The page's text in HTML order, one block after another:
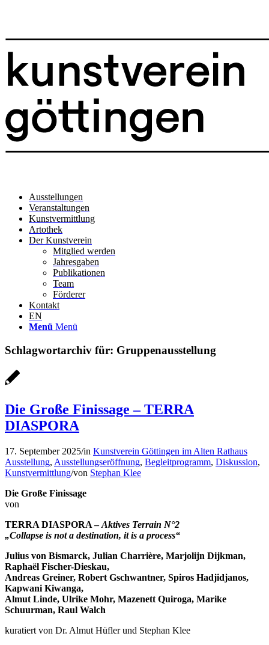
Ausstellungen
Veranstaltungen
Kunstvermittlung
Artothek
Der Kunstverein
Mitglied werden
Jahresgaben
Publikationen
Team
Förderer
Kontakt
EN
Menü Menü
Schlagwortarchiv für: Gruppenausstellung
Die Große Finissage – TERRA
DIASPORA
17. September 2025/in Kunstverein Göttingen im Alten Rathaus
Ausstellung, Ausstellungseröffnung, Begleitprogramm, Diskussion,
Kunstvermittlung/von Stephan Klee
Die Große Finissage
von
TERRA DIASPORA –Aktives Terrain N°2
„Collapse is not a destination, it is a process“
Julius von Bismarck, Julian Charrière, Marjolijn Dijkman,
Raphaël Fischer-Dieskau,
Andreas Greiner, Robert Gschwantner, Spiros Hadjidjanos,
Kapwani Kiwanga,
Almut Linde, Ulrike Mohr, Mazenett Quiroga, Marike
Schuurman, Raul Walch
kuratiert von Dr. Almut Hüfler und Stephan Klee